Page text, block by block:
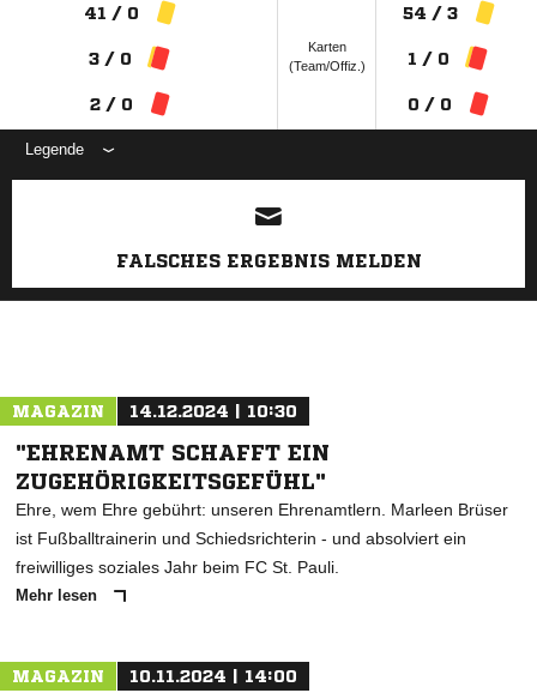
41 / 0
3 / 0
2 / 0
Karten
(Team/Offiz.)
54 / 3
1 / 0
0 / 0
Legende
ANZEIGE
FALSCHES ERGEBNIS MELDEN
MAGAZIN 14.12.2024 | 10:30
"EHRENAMT SCHAFFT EIN
ZUGEHÖRIGKEITSGEFÜHL"
Ehre, wem Ehre gebührt: unseren Ehrenamtlern. Marleen Brüser
ist Fußballtrainerin und Schiedsrichterin - und absolviert ein
freiwilliges soziales Jahr beim FC St. Pauli.
Mehr lesen
MAGAZIN 10.11.2024 | 14:00